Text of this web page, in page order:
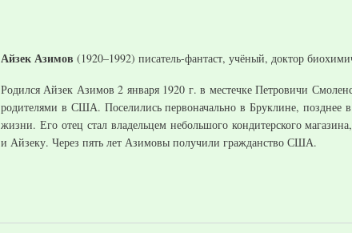
Айзек Азимов (1920–1992) писатель-фантаст, учёный, доктор
Родился Айзек Азимов 2 января 1920 г. в местечке Петровичи
родителями в США. Поселились первоначально в Бруклине,
жизни. Его отец стал владельцем небольшого кондитерского
и Айзеку. Через пять лет Азимовы получили гражданство США.